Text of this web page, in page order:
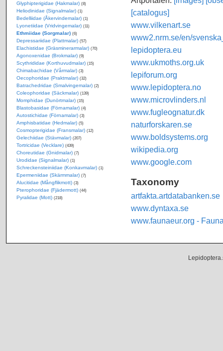
[catalogus]
www.vilkenart.se
www2.nrm.se/en/
lepidoptera.eu
www.ukmoths.org.uk
lepiforum.org
www.lepidoptera.no
www.microvlinders.nl
www.fugleognatur.dk
naturforskaren.se
www.boldsystems.org
wikipedia.org
www.google.com
Taxonomy
artfakta.artdatabanken.se
www.dyntaxa.se
www.faunaeur.org -
Glyphipterigidae (Hakmalar) (8)
Heliodinidae (Signalmalar) (1)
Bedelliidae (Åkervindemalar) (1)
Lyonetiidae (Vridvingemalar) (11)
Ethmiidae (Sorgmalar) (6)
Depressariidae (Plattmalar) (57)
Elachistidae (Gräsminerarmalar) (70)
Agonoxenidae (Brokmalar) (9)
Scythrididae (Korthuvudmalar) (15)
Chimabachidae (Vårmalar) (3)
Oecophoridae (Praktmalar) (32)
Batrachedridae (Smalvingemalar) (2)
Coleophoridae (Säckmalar) (139)
Momphidae (Dunörtmalar) (15)
Blastobasidae (Förnamalar) (4)
Autostichidae (Förnamalar) (3)
Amphisbatidae (Hedmalar) (5)
Cosmopterigidae (Fransmalar) (12)
Gelechiidae (Stävmalar) (207)
Tortricidae (Vecklare) (439)
Choreutidae (Gnidmalar) (7)
Urodidae (Signalmalar) (1)
Schreckensteiniidae (Konkavmalar) (1)
Epermeniidae (Skärmmalar) (7)
Alucitidae (Mångflikmott) (3)
Pterophoridae (Fjädermott) (44)
Pyralidae (Mott) (218)